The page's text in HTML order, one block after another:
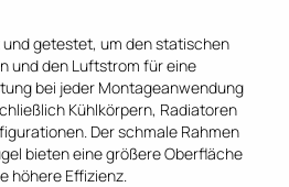
getestet, um den statischen
und den Luftstrom für eine
bei jeder Montageanwendung
Kühlkörpern, Radiatoren
Der schmale Rahmen
bieten eine größere Oberfläche
höhere Effizienz.